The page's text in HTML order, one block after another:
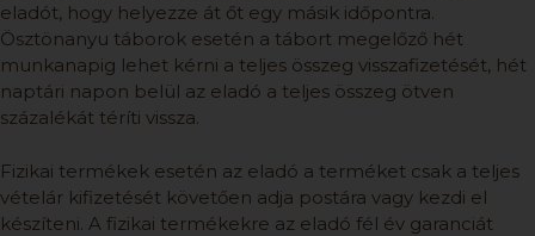
eladót, hogy helyezze át őt egy másik időpontra.
Ösztönanyu táborok esetén a tábort megelőző hét
munkanapig lehet kérni a teljes összeg visszafizetését, hét
naptári napon belül az eladó a teljes összeg ötven
százalékát téríti vissza.
Fizikai termékek esetén az eladó a terméket csak a teljes
vételár kifizetését követően adja postára vagy kezdi el
készíteni. A fizikai termékekre az eladó fél év garanciát